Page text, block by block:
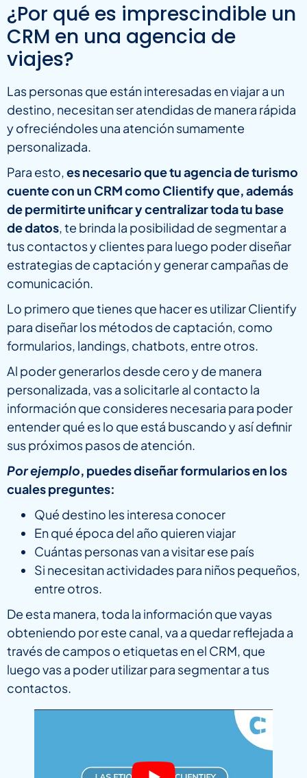
¿Por qué es imprescindible un
CRM en una agencia de
viajes?
Las personas que están interesadas en viajar a un
destino, necesitan ser atendidas de manera rápida
y ofreciéndoles una atención sumamente
personalizada.
Para esto,es necesario que tu agencia de turismo
cuente con un CRM como Clientify que, además
de permitirte unificar y centralizar toda tu base
de datos, te brinda la posibilidad de segmentar a
tus contactos y clientes para luego poder diseñar
estrategias de captación y generar campañas de
comunicación.
Lo primero que tienes que hacer es utilizar Clientify
para diseñar los métodos de captación, como
formularios, landings, chatbots, entre otros.
Al poder generarlos desde cero y de manera
personalizada, vas a solicitarle al contacto la
información que consideres necesaria para poder
entender qué es lo que está buscando y así definir
sus próximos pasos de atención.
Por ejemplo, puedes diseñar formularios en los
cuales preguntes:
Qué destino les interesa conocer
En qué época del año quieren viajar
Cuántas personas van a visitar ese país
Si necesitan actividades para niños pequeños,
entre otros.
De esta manera, toda la información que vayas
obteniendo por este canal, va a quedar reflejada a
través de campos o etiquetas en el CRM, que
luego vas a poder utilizar para segmentar a tus
contactos.